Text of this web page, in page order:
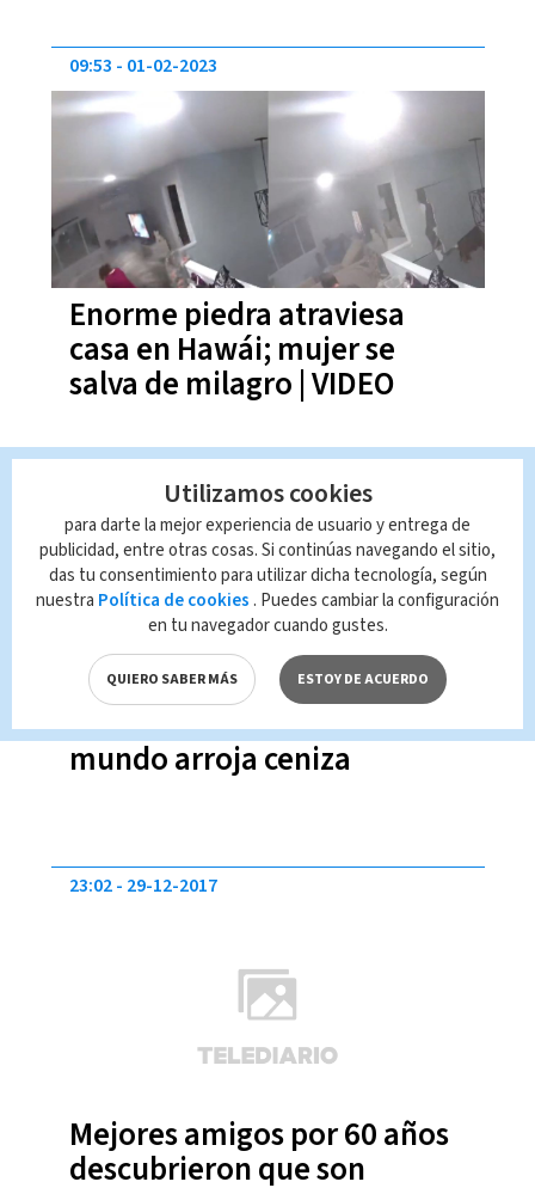
Enorme piedra atraviesa
casa en Hawái; mujer se
salva de milagro | VIDEO
09:53 01-02-2023
Volcán activo más grande del
mundo arroja ceniza
Mejores amigos por 60 años
descubrieron que son
23:02 29-12-2017
Utilizamos cookies
para darte la mejor experiencia de usuario y entrega de
publicidad, entre otras cosas. Si continúas navegando el sitio,
das tu consentimiento para utilizar dicha tecnología, según
nuestra Política de cookies . Puedes cambiar la configuración
en tu navegador cuando gustes.
QUIERO SABER MÁS ESTOY DE ACUERDO